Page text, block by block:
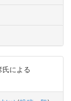
による